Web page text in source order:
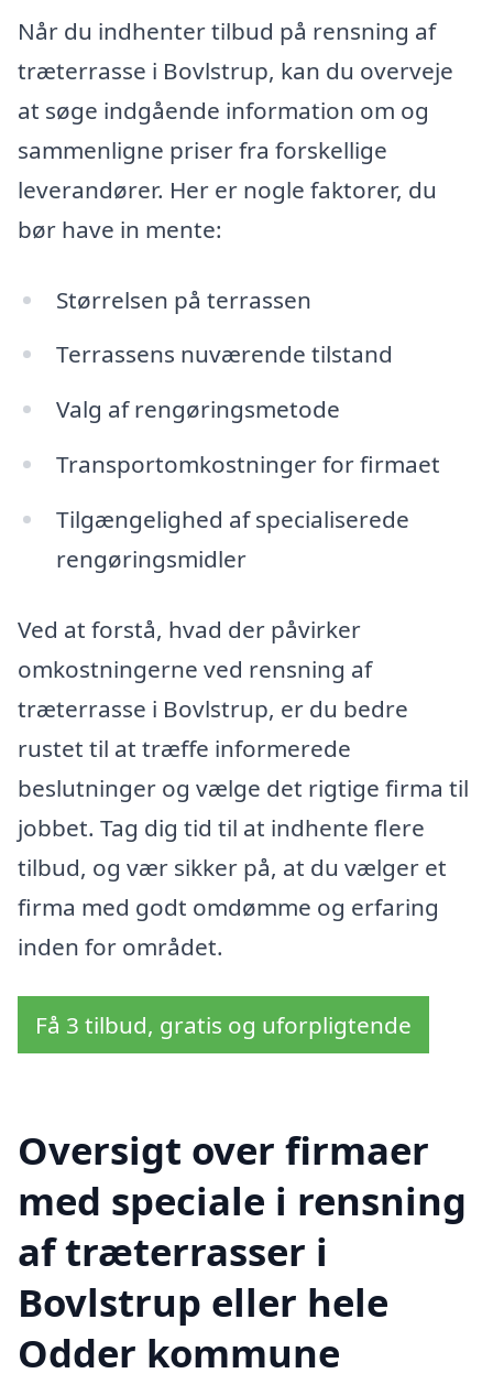
Når du indhenter tilbud på rensning af
træterrasse i Bovlstrup, kan du overveje
at søge indgående information om og
sammenligne priser fra forskellige
leverandører. Her er nogle faktorer, du
bør have in mente:
Størrelsen på terrassen
Terrassens nuværende tilstand
Valg af rengøringsmetode
Transportomkostninger for firmaet
Tilgængelighed af specialiserede
rengøringsmidler
Ved at forstå, hvad der påvirker
omkostningerne ved rensning af
træterrasse i Bovlstrup, er du bedre
rustet til at træffe informerede
beslutninger og vælge det rigtige firma til
jobbet. Tag dig tid til at indhente flere
tilbud, og vær sikker på, at du vælger et
firma med godt omdømme og erfaring
inden for området.
Få 3 tilbud, gratis og uforpligtende
Oversigt over firmaer
med speciale i rensning
af træterrasser i
Bovlstrup eller hele
Odder kommune